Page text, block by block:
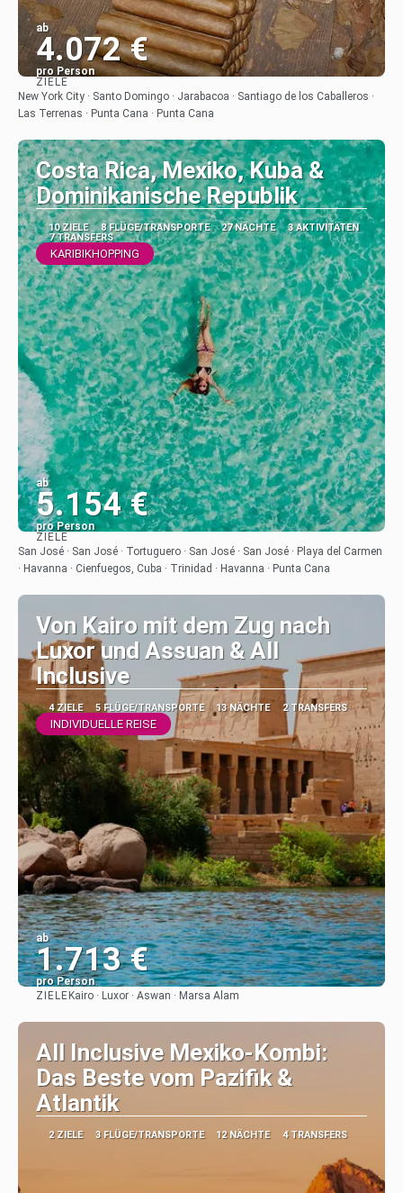
ab
4.072 €
pro Person
Sehen
ZIELE
New York City · Santo Domingo · Jarabacoa · Santiago de los Caballeros ·
Las Terrenas · Punta Cana · Punta Cana
Costa Rica, Mexiko, Kuba &
Dominikanische Republik
10 ZIELE 8 FLÜGE/TRANSPORTE 27 NÄCHTE
3 AKTIVITÄTEN
7 TRANSFERS
KARIBIKHOPPING
ab
5.154 €
pro Person
Sehen
ZIELE
San José · San José · Tortuguero · San José · San José · Playa del Carmen
· Havanna · Cienfuegos, Cuba · Trinidad · Havanna · Punta Cana
Von Kairo mit dem Zug nach
Luxor und Assuan & All
Inclusive
4 ZIELE 5 FLÜGE/TRANSPORTE 13 NÄCHTE 2 TRANSFERS
INDIVIDUELLE REISE
ab
1.713 €
pro Person
ZIELE Kairo · Luxor · Aswan · Marsa Alam
All Inclusive Mexiko-Kombi:
Das Beste vom Pazifik &
Atlantik
2 ZIELE 3 FLÜGE/TRANSPORTE 12 NÄCHTE 4 TRANSFERS